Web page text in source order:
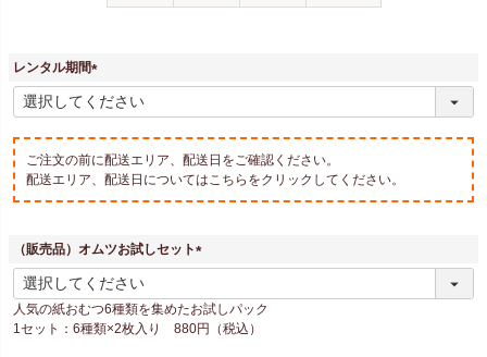
レンタル期間
(
必
ご注文の前に配送エリア、配送日をご確認ください。
配送エリア、配送日についてはこちらをクリックしてください。
（販売品）オムツお試しセット
(
須
)
人気の紙おむつ6種類を集めたお試しパック
1セット：6種類×2枚入り 880円（税込）